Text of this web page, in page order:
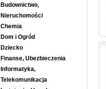
Budownictwo,
Nieruchomości
Chemia
Dom i Ogród
Dziecko
Finanse, Ubezbieczenia
Informatyka,
Telekomunikacja